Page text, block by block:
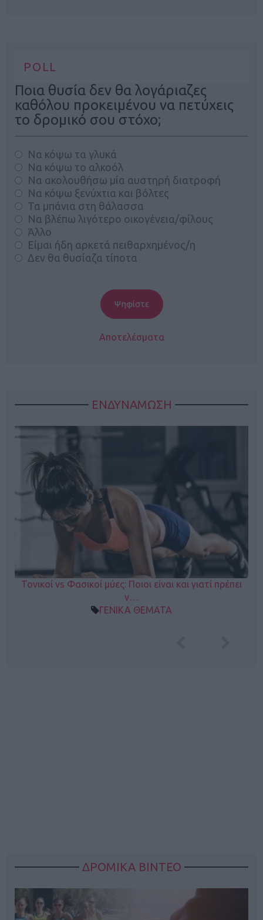
POLL
Ποια θυσία δεν θα λογάριαζες
καθόλου προκειμένου να πετύχεις
το δρομικό σου στόχο;
Να κόψω τα γλυκά
Να κόψω το αλκοόλ
Να ακολουθήσω μία αυστηρή διατροφή
Να κόψω ξενύχτια και βόλτες
Τα μπάνια στη θάλασσα
Να βλέπω λιγότερο οικογένεια/φίλους
Άλλο
Είμαι ήδη αρκετά πειθαρχημένος/η
Δεν θα θυσίαζα τίποτα
Αποτελέσματα
ΕΝΔΥΝΑΜΩΣΗ
Τονικοί vs Φασικοί μύες: Ποιοι είναι και γιατί πρέπει
ν…
ΓΕΝΙΚΑ ΘΕΜΑΤΑ
ΔΡΟΜΙΚΑ ΒΙΝΤΕΟ